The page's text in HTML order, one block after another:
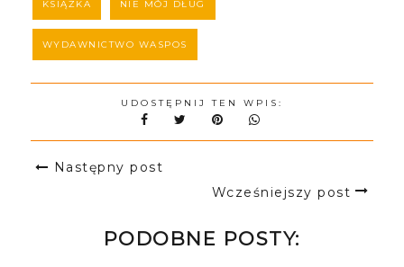
KSIĄŻKA NIE MÓJ DŁUG
WYDAWNICTWO WASPOS
UDOSTĘPNIJ TEN WPIS:
Następny post
Wcześniejszy post
PODOBNE POSTY: